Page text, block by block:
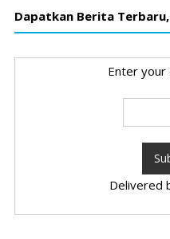
Dapatkan Berita
Enter your
Delivered